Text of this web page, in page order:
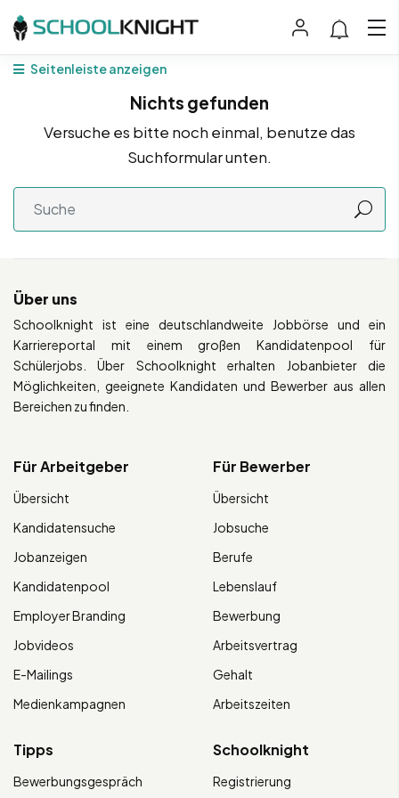
Seitenleiste anzeigen
Nichts gefunden
Versuche es bitte noch einmal, benutze das
Suchformular unten.
Über uns
Schoolknight ist eine deutschlandweite Jobbörse und ein
Karriereportal mit einem großen Kandidatenpool für
Schülerjobs. Über Schoolknight erhalten Jobanbieter die
Möglichkeiten, geeignete Kandidaten und Bewerber aus allen
Bereichen zu finden.
Für Arbeitgeber
Übersicht
Kandidatensuche
Jobanzeigen
Kandidatenpool
Employer Branding
Jobvideos
E-Mailings
Medienkampagnen
Für Bewerber
Übersicht
Jobsuche
Berufe
Lebenslauf
Bewerbung
Arbeitsvertrag
Gehalt
Arbeitszeiten
Tipps
Bewerbungsgespräch
Schoolknight
Registrierung